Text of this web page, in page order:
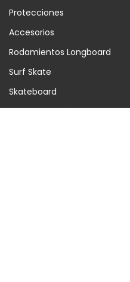
Protecciones
Accesorios
Rodamientos Longboard
Surf Skate
Skateboard
Longboard Eléctricos